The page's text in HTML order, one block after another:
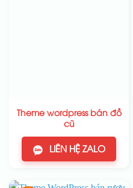
Theme wordpress bán đồ
cũ
LIÊN HỆ ZALO